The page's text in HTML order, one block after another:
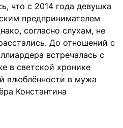
что с 2014 года девушка
предпринимателем
согласно слухам, не
До отношений с
встречалась с
в светской хронике
влюблённости в мужа
Константина